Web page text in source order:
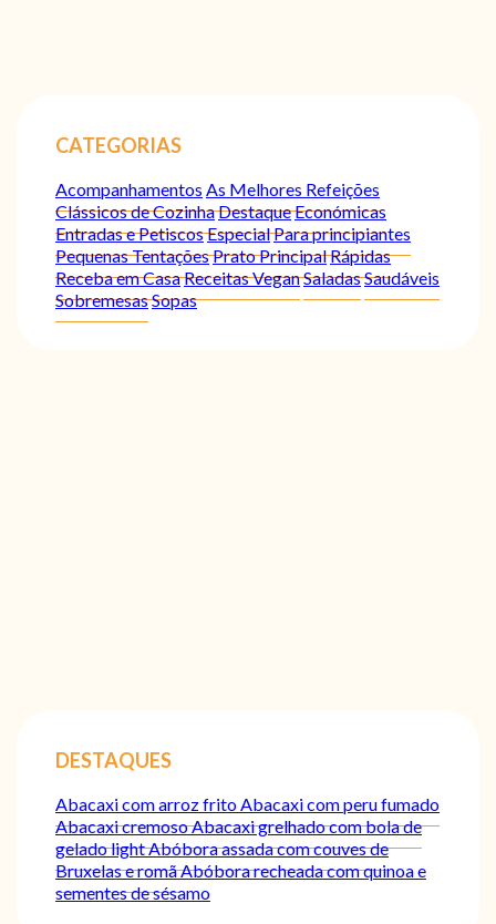
CATEGORIAS
Acompanhamentos As Melhores Refeições
Clássicos de CozinhaDestaqueEconómicas
Entradas e PetiscosEspecialPara principiantes
Pequenas TentaçõesPrato PrincipalRápidas
Receba em CasaReceitas VeganSaladasSaudáveis
SobremesasSopas
DESTAQUES
Abacaxi com arroz fritoAbacaxi com peru fumado
Abacaxi cremosoAbacaxi grelhado com bola de
gelado lightAbóbora assada com couves de
Bruxelas e romãAbóbora recheada com quinoa e
sementes de sésamo